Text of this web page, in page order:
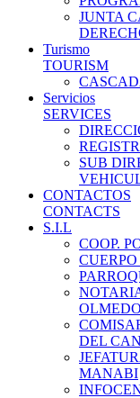
JUNTA
Turismo
TOURISM
Servicios
SERVICES
SUB
CONTACTOS
CONTACTS
S.I.L
COOP.
OLMEDO
DEL
MANABI